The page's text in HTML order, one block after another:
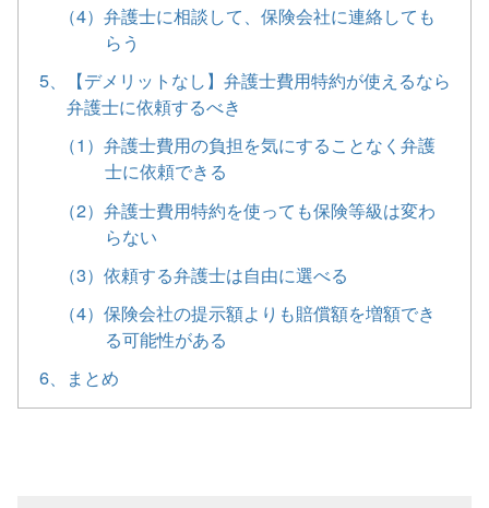
（4）弁護士に相談して、保険会社に連絡しても
らう
5、【デメリットなし】弁護士費用特約が使えるなら
弁護士に依頼するべき
（1）弁護士費用の負担を気にすることなく弁護
士に依頼できる
（2）弁護士費用特約を使っても保険等級は変わ
らない
（3）依頼する弁護士は自由に選べる
（4）保険会社の提示額よりも賠償額を増額でき
る可能性がある
6、まとめ